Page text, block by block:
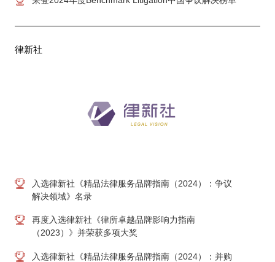
律新社
入选律新社《精品法律服务品牌指南（2024）：争议
解决领域》名录
再度入选律新社《律所卓越品牌影响力指南
（2023）》并荣获多项大奖
入选律新社《精品法律服务品牌指南（2024）：并购